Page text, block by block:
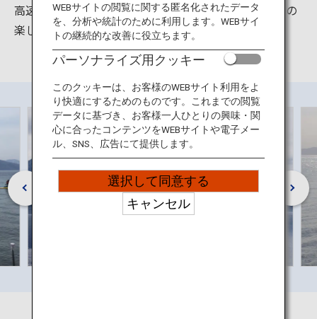
高速艇による遊覧、支笏湖温泉の日帰り入浴など多くの
楽しみ方が可能です。
WEBサイトの閲覧に関する匿名化されたデータ
を、分析や統計のために利用します。WEBサイ
トの継続的な改善に役立ちます。
パーソナライズ用クッキー
このクッキーは、お客様のWEBサイト利用をよ
り快適にするためのものです。これまでの閲覧
データに基づき、お客様一人ひとりの興味・関
心に合ったコンテンツをWEBサイトや電子メー
ル、SNS、広告にて提供します。
選択して同意する
キャンセル